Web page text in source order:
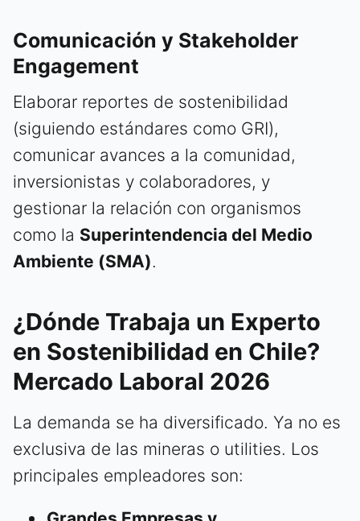
Comunicación y Stakeholder
Engagement
Elaborar reportes de sostenibilidad
(siguiendo estándares como GRI),
comunicar avances a la comunidad,
inversionistas y colaboradores, y
gestionar la relación con organismos
como la Superintendencia del Medio
Ambiente (SMA).
¿Dónde Trabaja un Experto
en Sostenibilidad en Chile?
Mercado Laboral 2026
La demanda se ha diversificado. Ya no es
exclusiva de las mineras o utilities. Los
principales empleadores son: